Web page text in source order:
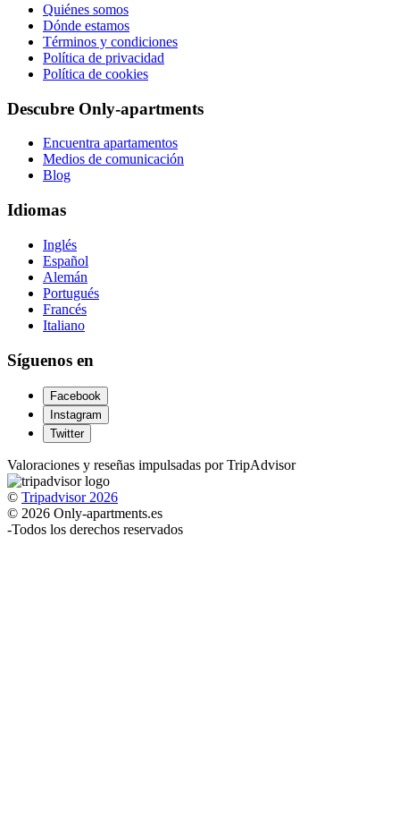
Quiénes somos
Dónde estamos
Términos y condiciones
Política de privacidad
Política de cookies
Descubre Only-apartments
Encuentra apartamentos
Medios de comunicación
Blog
Idiomas
Inglés
Español
Alemán
Portugués
Francés
Italiano
Síguenos en
Facebook
Instagram
Twitter
Valoraciones y reseñas impulsadas por TripAdvisor
© Tripadvisor 2026
© 2026 Only-apartments.es
-Todos los derechos reservados